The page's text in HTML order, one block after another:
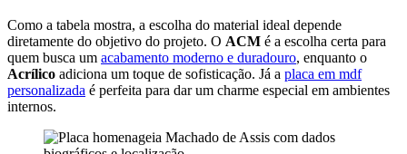
Como a tabela mostra, a escolha do material ideal depende
diretamente do objetivo do projeto. O ACM é a escolha certa para
quem busca um acabamento moderno e duradouro, enquanto o
Acrílico adiciona um toque de sofisticação. Já a placa em mdf
personalizada é perfeita para dar um charme especial em ambientes
internos.